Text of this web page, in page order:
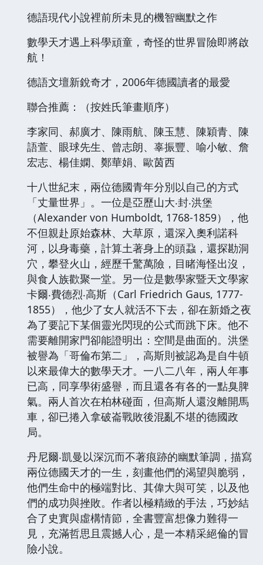
德語現代小說裡前所未見的機智幽默之作
數學天才遇上科學頑童，奇怪的世界冒險即將啟
航！
德語文壇新銳奇才，2006年德國讀者的最愛
聯合推薦：（按姓氏筆畫順序）
李家同、郝廣才、陳雨航、陳玉慧、陳穎青、陳
語萱、眼球先生、曾志朗、辜振豐、喻小敏、詹
宏志、楊佳嫻、鄭華娟、歐茵西
十八世紀末，兩位德國青年分別以自己的方式
「丈量世界」。一位是亞歷山大‧封‧洪堡
（Alexander von Humboldt, 1768-1859），他
不但親赴原始森林、大草原，還深入奧利諾科
河，以身毒藥，計算土著身上的頭蝨，還探勘洞
穴，攀登火山，經歷千驚萬險，目睹海怪出沒，
與食人族歡聚一堂。另一位是數學家暨天文學家
卡爾‧費德烈‧高斯（Carl Friedrich Gaus, 1777-
1855），他少了女人就活不下去，卻在新婚之夜
為了要記下某個靈光閃現的公式而跳下床。他不
需要離開家門卻能證明出：空間是曲面的。洪堡
被譽為「哥倫布第二」，高斯則被認為是自牛頓
以來最偉大的數學天才。一八二八年，兩人年事
已高，同享學術盛譽，而且還各有各的一點臭脾
氣。兩人首次在柏林碰面，但高斯人還沒離開馬
車，卻已捲入拿破崙戰敗後混亂不堪的德國政
局。
丹尼爾‧凱曼以深沉而不著痕跡的幽默筆調，描寫
兩位德國天才的一生，刻畫他們的渴望與脆弱，
他們生命中的極端對比、其偉大與可笑，以及他
們的成功與挫敗。作者以極精緻的手法，巧妙結
合了史實與虛構情節，全書豐富想像力難得一
見，充滿哲思且震撼人心，是一本精采絕倫的冒
險小說。